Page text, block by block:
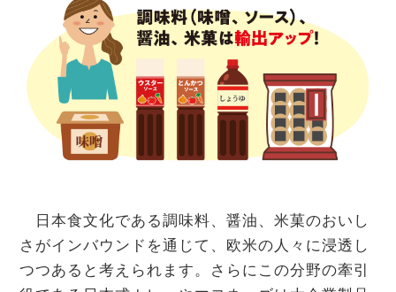
日本食文化である調味料、醤油、米菓のおいし
さがインバウンドを通じて、欧米の人々に浸透し
つつあると考えられます。さらにこの分野の牽引